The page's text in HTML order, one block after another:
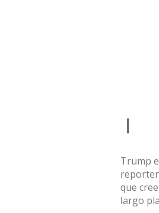
Trump
que
largo